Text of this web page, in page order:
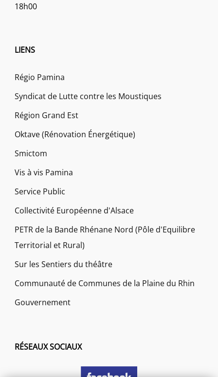
18h00
LIENS
Régio Pamina
Syndicat de Lutte contre les Moustiques
Région Grand Est
Oktave (Rénovation Énergétique)
Smictom
Vis à vis Pamina
Service Public
Collectivité Européenne d'Alsace
PETR de la Bande Rhénane Nord (Pôle d'Equilibre
Territorial et Rural)
Sur les Sentiers du théâtre
Communauté de Communes de la Plaine du Rhin
Gouvernement
RÉSEAUX SOCIAUX